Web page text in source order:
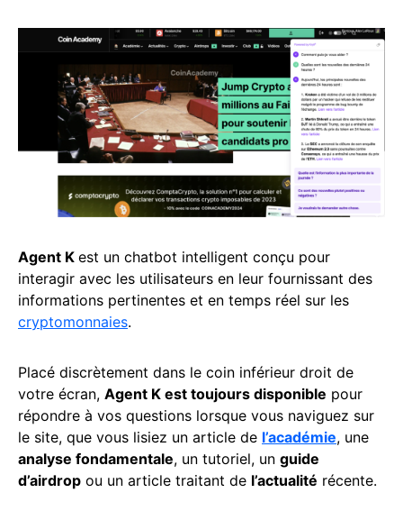
Agent K est un chatbot intelligent conçu pour
interagir avec les utilisateurs en leur fournissant des
informations pertinentes et en temps réel sur les
cryptomonnaies.
Placé discrètement dans le coin inférieur droit de
votre écran, Agent K est toujours disponible pour
répondre à vos questions lorsque vous naviguez sur
le site, que vous lisiez un article de l’académie, une
analyse fondamentale, un tutoriel, un guide
d’airdrop ou un article traitant de l’actualité récente.